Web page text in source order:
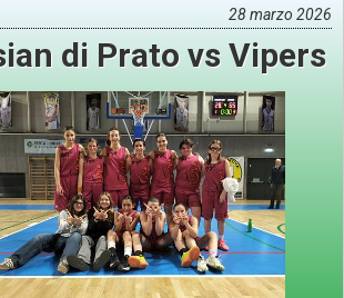
28 marzo 2026
di Prato vs Vipers